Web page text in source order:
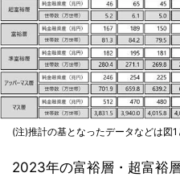
(注)推計の基となったデータなどは図1
2023年の富裕層・超富裕